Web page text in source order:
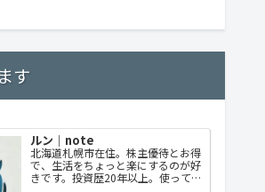
す
ルン｜note
北海道札幌市在住。株主優待とお得
で、生活をちょっと楽にするのが好
きです。投資歴20年以上。使ってよ